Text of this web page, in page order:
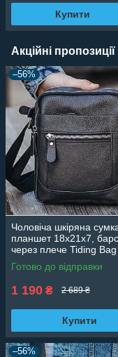
Купити
Акційні
–56%
Чоловіча шкіряна
планшет 18х21х7,
через плече Tiding Bag
LA3314-1BL чорна
Готово до відправки
1 190 ₴ 2 689 ₴
Купити
–56%